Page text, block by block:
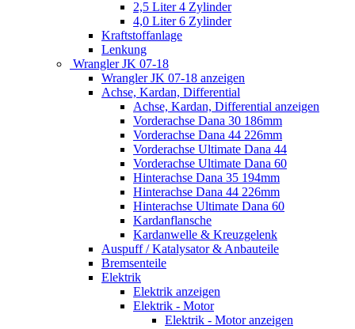
2,5 Liter 4 Zylinder
4,0 Liter 6 Zylinder
Kraftstoffanlage
Lenkung
Wrangler JK 07-18
Wrangler JK 07-18 anzeigen
Achse, Kardan, Differential
Achse, Kardan, Differential anzeigen
Vorderachse Dana 30 186mm
Vorderachse Dana 44 226mm
Vorderachse Ultimate Dana 44
Vorderachse Ultimate Dana 60
Hinterachse Dana 35 194mm
Hinterachse Dana 44 226mm
Hinterachse Ultimate Dana 60
Kardanflansche
Kardanwelle & Kreuzgelenk
Auspuff / Katalysator & Anbauteile
Bremsenteile
Elektrik
Elektrik anzeigen
Elektrik - Motor
Elektrik - Motor anzeigen